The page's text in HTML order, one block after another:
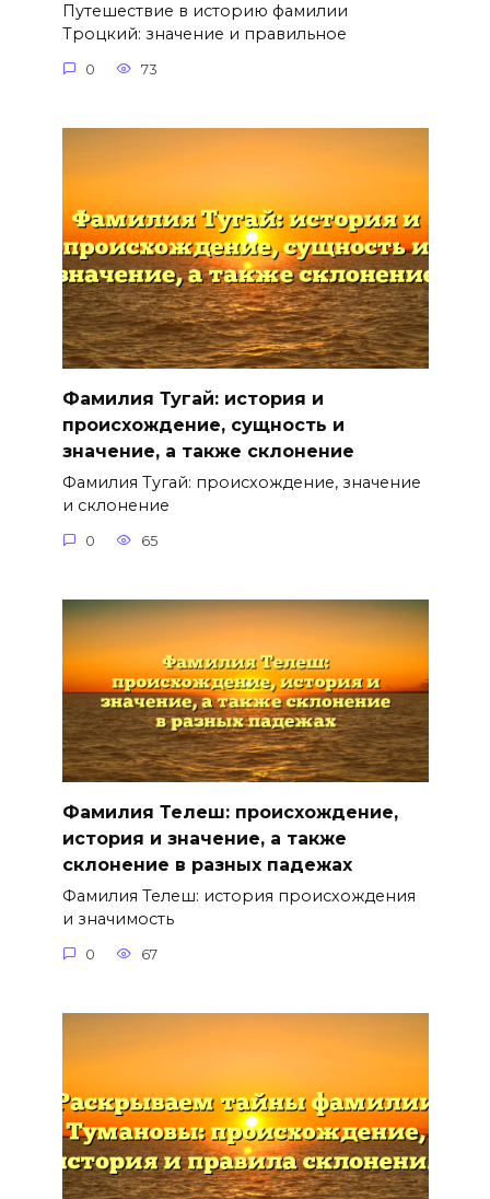
Путешествие в историю фамилии
Троцкий: значение и правильное
0 73
Фамилия Тугай: история и
происхождение, сущность и
значение, а также склонение
Фамилия Тугай: происхождение, значение
и склонение
0 65
Фамилия Телеш: происхождение,
история и значение, а также
склонение в разных падежах
Фамилия Телеш: история происхождения
и значимость
0 67